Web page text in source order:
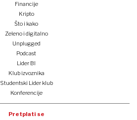
Financije
Kripto
Što i kako
Zeleno i digitalno
Unplugged
Podcast
Lider BI
Klub izvoznika
Studentski Lider klub
Konferencije
Pretplati se